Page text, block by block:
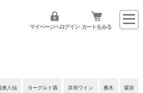
奥八仙 ヨーグルト酒 井筒ワイン 雁木 紫宙
マイページへログイン カートをみる